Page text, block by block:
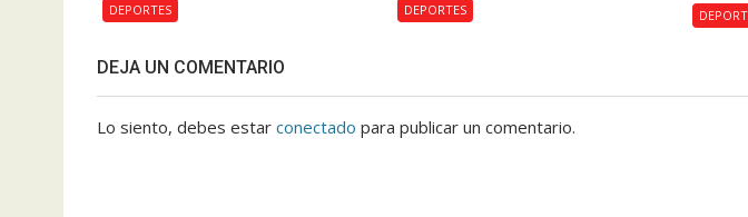
DEPORTES DEPORTES
DEJA UN COMENTARIO
Lo siento, debes estar conectado para publicar un comentario.